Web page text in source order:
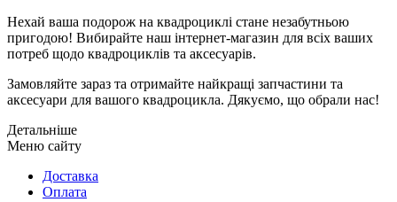
Нехай ваша подорож на квадроциклі стане незабутньою
пригодою! Вибирайте наш інтернет-магазин для всіх ваших
потреб щодо квадроциклів та аксесуарів.
Замовляйте зараз та отримайте найкращі запчастини та
аксесуари для вашого квадроцикла. Дякуємо, що обрали нас!
Детальніше
Mеню сайтy
Доставка
Оплата